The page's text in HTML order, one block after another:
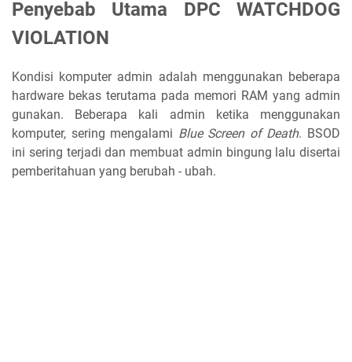
Penyebab Utama DPC WATCHDOG
VIOLATION
Kondisi komputer admin adalah menggunakan beberapa
hardware bekas terutama pada memori RAM yang admin
gunakan. Beberapa kali admin ketika menggunakan
komputer, sering mengalami Blue Screen of Death. BSOD
ini sering terjadi dan membuat admin bingung lalu disertai
pemberitahuan yang berubah - ubah.